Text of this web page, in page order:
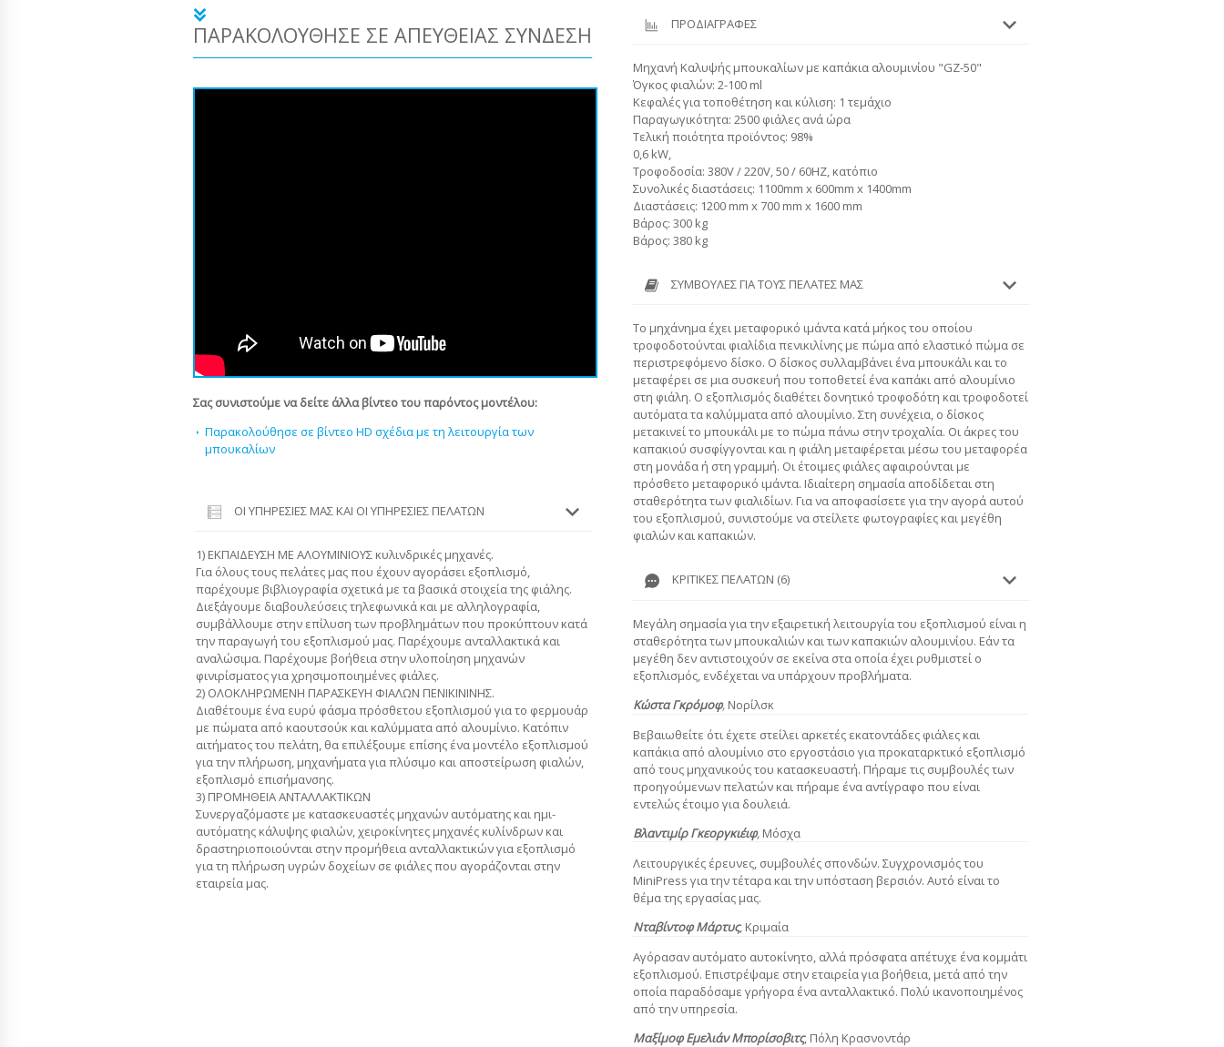
ΠΑΡΑΚΟΛΟΎΘΗΣΕ ΣΕ ΑΠΕΥΘΕΊΑΣ ΣΎΝΔΕΣΗ
Σας συνιστούμε να δείτε άλλα βίντεο του παρόντος μοντέλου:
Παρακολούθησε σε βίντεο HD σχέδια με τη λειτουργία των
μπουκαλίων
ΟΙ ΥΠΗΡΕΣΊΕΣ ΜΑΣ ΚΑΙ ΟΙ ΥΠΗΡΕΣΊΕΣ ΠΕΛΑΤΏΝ
1) ΕΚΠΑΙΔΕΥΣΗ ΜΕ ΑΛΟΥΜΙΝΙΟΥΣ κυλινδρικές μηχανές.
Για όλους τους πελάτες μας που έχουν αγοράσει εξοπλισμό,
παρέχουμε βιβλιογραφία σχετικά με τα βασικά στοιχεία της φιάλης.
Διεξάγουμε διαβουλεύσεις τηλεφωνικά και με αλληλογραφία,
συμβάλλουμε στην επίλυση των προβλημάτων που προκύπτουν κατά
την παραγωγή του εξοπλισμού μας. Παρέχουμε ανταλλακτικά και
αναλώσιμα. Παρέχουμε βοήθεια στην υλοποίηση μηχανών
φινιρίσματος για χρησιμοποιημένες φιάλες.
2) ΟΛΟΚΛΗΡΩΜΕΝΗ ΠΑΡΑΣΚΕΥΗ ΦΙΑΛΩΝ ΠΕΝΙΚΙΝΙΝΗΣ.
Διαθέτουμε ένα ευρύ φάσμα πρόσθετου εξοπλισμού για το φερμουάρ
με πώματα από καουτσούκ και καλύμματα από αλουμίνιο. Κατόπιν
αιτήματος του πελάτη, θα επιλέξουμε επίσης ένα μοντέλο εξοπλισμού
για την πλήρωση, μηχανήματα για πλύσιμο και αποστείρωση φιαλών,
εξοπλισμό επισήμανσης.
3) ΠΡΟΜΗΘΕΙΑ ΑΝΤΑΛΛΑΚΤΙΚΩΝ
Συνεργαζόμαστε με κατασκευαστές μηχανών αυτόματης και ημι-
αυτόματης κάλυψης φιαλών, χειροκίνητες μηχανές κυλίνδρων και
δραστηριοποιούνται στην προμήθεια ανταλλακτικών για εξοπλισμό
για τη πλήρωση υγρών δοχείων σε φιάλες που αγοράζονται στην
εταιρεία μας.
ΠΡΟΔΙΑΓΡΑΦΕΣ
Μηχανή Καλυψής μπουκαλίων με καπάκια αλουμινίου "GZ-50"
Όγκος φιαλών: 2-100 ml
Κεφαλές για τοποθέτηση και κύλιση: 1 τεμάχιο
Παραγωγικότητα: 2500 φιάλες ανά ώρα
Τελική ποιότητα προϊόντος: 98%
0,6 kW,
Τροφοδοσία: 380V / 220V, 50 / 60HZ, κατόπιο
Συνολικές διαστάσεις: 1100mm x 600mm x 1400mm
Διαστάσεις: 1200 mm x 700 mm x 1600 mm
Βάρος: 300 kg
Βάρος: 380 kg
ΣΥΜΒΟΥΛΈΣ ΓΙΑ ΤΟΥΣ ΠΕΛΆΤΕΣ ΜΑΣ
Το μηχάνημα έχει μεταφορικό ιμάντα κατά μήκος του οποίου
τροφοδοτούνται φιαλίδια πενικιλίνης με πώμα από ελαστικό πώμα σε
περιστρεφόμενο δίσκο. Ο δίσκος συλλαμβάνει ένα μπουκάλι και το
μεταφέρει σε μια συσκευή που τοποθετεί ένα καπάκι από αλουμίνιο
στη φιάλη. Ο εξοπλισμός διαθέτει δονητικό τροφοδότη και τροφοδοτεί
αυτόματα τα καλύμματα από αλουμίνιο. Στη συνέχεια, ο δίσκος
μετακινεί το μπουκάλι με το πώμα πάνω στην τροχαλία. Οι άκρες του
καπακιού συσφίγγονται και η φιάλη μεταφέρεται μέσω του μεταφορέα
στη μονάδα ή στη γραμμή. Οι έτοιμες φιάλες αφαιρούνται με
πρόσθετο μεταφορικό ιμάντα. Ιδιαίτερη σημασία αποδίδεται στη
σταθερότητα των φιαλιδίων. Για να αποφασίσετε για την αγορά αυτού
του εξοπλισμού, συνιστούμε να στείλετε φωτογραφίες και μεγέθη
φιαλών και καπακιών.
ΚΡΙΤΙΚΈΣ ΠΕΛΑΤΏΝ (6)
Μεγάλη σημασία για την εξαιρετική λειτουργία του εξοπλισμού είναι η
σταθερότητα των μπουκαλιών και των καπακιών αλουμινίου. Εάν τα
μεγέθη δεν αντιστοιχούν σε εκείνα στα οποία έχει ρυθμιστεί ο
εξοπλισμός, ενδέχεται να υπάρχουν προβλήματα.
Κώστα Γκρόμοφ, Νορίλσκ
Βεβαιωθείτε ότι έχετε στείλει αρκετές εκατοντάδες φιάλες και
καπάκια από αλουμίνιο στο εργοστάσιο για προκαταρκτικό εξοπλισμό
από τους μηχανικούς του κατασκευαστή. Πήραμε τις συμβουλές των
προηγούμενων πελατών και πήραμε ένα αντίγραφο που είναι
εντελώς έτοιμο για δουλειά.
Βλαντιμίρ Γκεοργκιέιφ, Μόσχα
Λειτουργικές έρευνες, συμβουλές σπονδών. Συγχρονισμός του
MiniPress για την τέταρα και την υπόσταση βερσιόν. Αυτό είναι το
θέμα της εργασίας μας.
ΝταβίντοφΜάρτυς, Κριμαία
Αγόρασαν αυτόματο αυτοκίνητο, αλλά πρόσφατα απέτυχε ένα κομμάτι
εξοπλισμού. Επιστρέψαμε στην εταιρεία για βοήθεια, μετά από την
οποία παραδόσαμε γρήγορα ένα ανταλλακτικό. Πολύ ικανοποιημένος
από την υπηρεσία.
ΜαξίμοφΕμελιάν Μπορίσοβιτς, Πόλη Κρασνοντάρ